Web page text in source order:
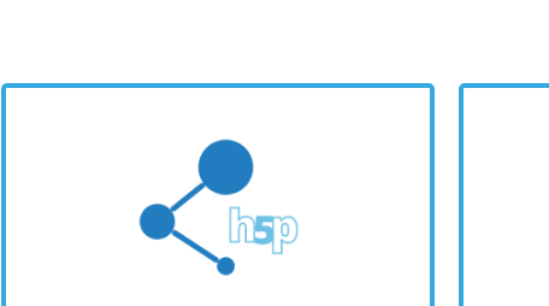
contenuti senza interruzioni su
qualsiasi sito compatibile con
H5P